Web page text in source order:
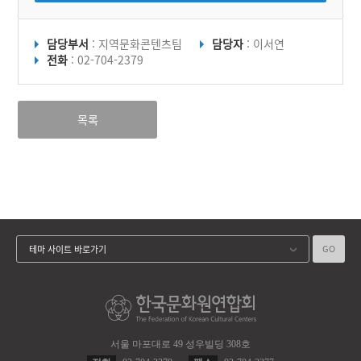
담당부서 : 지역문화콘텐츠팀 담당자 : 이서연
전화 : 02-704-2379
목록
서울 마포대로 49 성우빌딩 308호
테마 사이트 바로가기 GO